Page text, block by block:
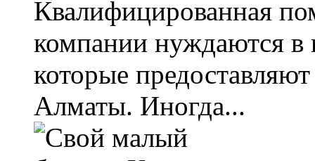
Квалифицированная
компании нуждаются в
которые
Алматы. Иногда...